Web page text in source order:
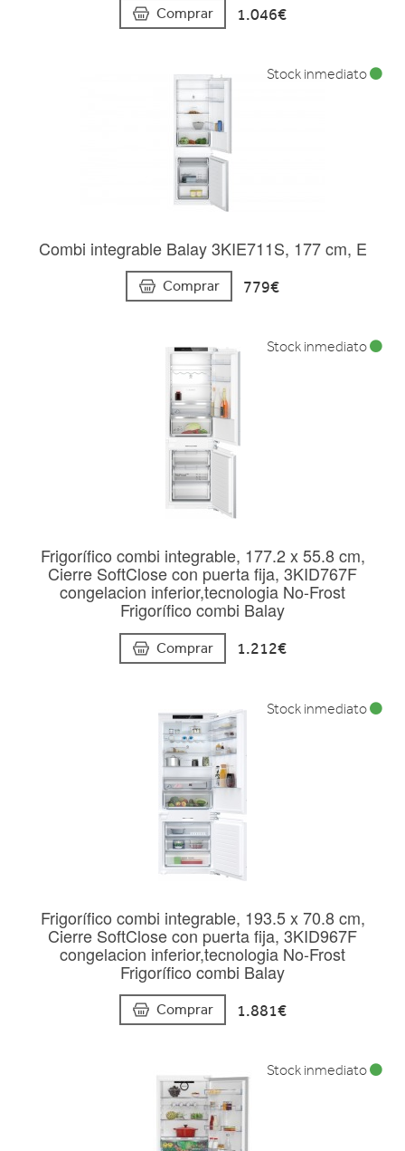
Comprar 1.046€
Combi integrable Balay 3KIE711S, 177 cm, E
Comprar 779€
Stock inmediato
Frigorífico combi integrable, 177.2 x 55.8 cm,
Cierre SoftClose con puerta fija, 3KID767F
congelacion inferior,tecnologia No-Frost
Frigorífico combi Balay
Comprar 1.212€
Stock inmediato
Frigorífico combi integrable, 193.5 x 70.8 cm,
Cierre SoftClose con puerta fija, 3KID967F
congelacion inferior,tecnologia No-Frost
Frigorífico combi Balay
Comprar 1.881€
Stock inmediato
Stock inmediato